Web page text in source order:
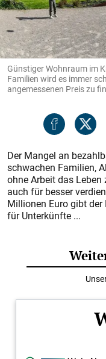
Günstiger Wohnraum im
Familien wird es immer
angemessenen Preis zu
Der Mangel an
schwachen Familien,
ohne Arbeit das
auch für besser
Millionen Euro gibt
für Unterkünfte ...